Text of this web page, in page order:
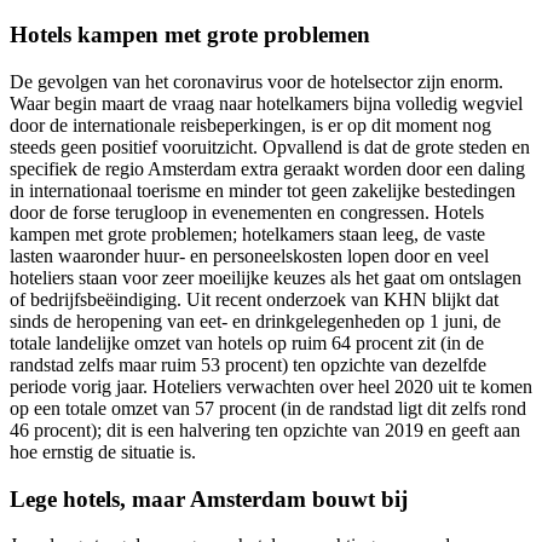
Hotels kampen met grote problemen
De gevolgen van het coronavirus voor de hotelsector zijn enorm.
Waar begin maart de vraag naar hotelkamers bijna volledig wegviel
door de internationale reisbeperkingen, is er op dit moment nog
steeds geen positief vooruitzicht. Opvallend is dat de grote steden en
specifiek de regio Amsterdam extra geraakt worden door een daling
in internationaal toerisme en minder tot geen zakelijke bestedingen
door de forse terugloop in evenementen en congressen. Hotels
kampen met grote problemen; hotelkamers staan leeg, de vaste
lasten waaronder huur- en personeelskosten lopen door en veel
hoteliers staan voor zeer moeilijke keuzes als het gaat om ontslagen
of bedrijfsbeëindiging. Uit recent onderzoek van KHN blijkt dat
sinds de heropening van eet- en drinkgelegenheden op 1 juni, de
totale landelijke omzet van hotels op ruim 64 procent zit (in de
randstad zelfs maar ruim 53 procent) ten opzichte van dezelfde
periode vorig jaar. Hoteliers verwachten over heel 2020 uit te komen
op een totale omzet van 57 procent (in de randstad ligt dit zelfs rond
46 procent); dit is een halvering ten opzichte van 2019 en geeft aan
hoe ernstig de situatie is.
Lege hotels, maar Amsterdam bouwt bij